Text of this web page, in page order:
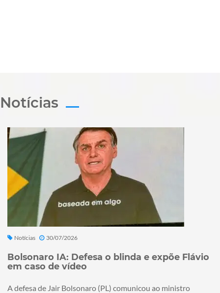
Notícias
Notícias 30/07/2026
Bolsonaro IA: Defesa o blinda e expõe Flávio
em caso de vídeo
A defesa de Jair Bolsonaro (PL) comunicou ao ministro